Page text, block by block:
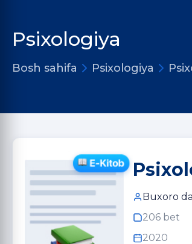
Psixologiya
Bosh sahifa Psixologiya
Buxoro
206 bet
2020